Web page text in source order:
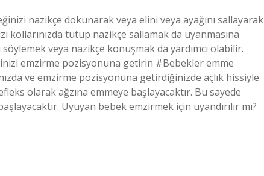
nazikçe dokunarak veya elini veya ayağını sallayarak
kollarınızda tutup nazikçe sallamak da uyanmasına
veya nazikçe konuşmak da yardımcı olabilir.
emzirme pozisyonuna getirin #Bebekler emme
ve emzirme pozisyonuna getirdiğinizde açlık hissiyle
olarak ağzına emmeye başlayacaktır. Bu sayede
Uyuyan bebek emzirmek için uyandırılır mı?